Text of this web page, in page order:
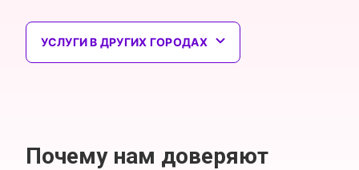
УСЛУГИ В ДРУГИХ ГОРОДАХ
Почему нам доверяют